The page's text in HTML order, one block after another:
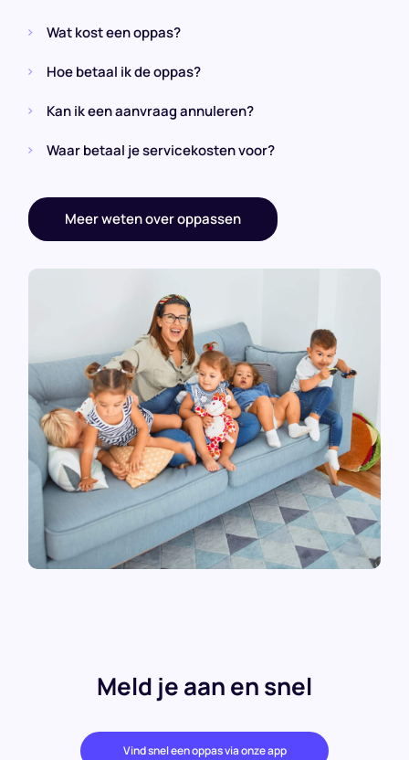
Wat kost een oppas?
Hoe betaal ik de oppas?
Kan ik een aanvraag annuleren?
Waar betaal je servicekosten voor?
Meer weten over oppassen
Meld je aan en snel
Vind snel een oppas via onze app